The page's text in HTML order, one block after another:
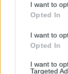
I want to
Opted In
I want to
Opted In
I want to
Targeted
Świat